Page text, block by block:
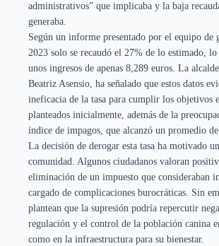
administrativos” que implicaba y la baja
generaba.
Según un informe presentado por el equipo de
2023 solo se recaudó el 27% de lo estimado,
unos ingresos de apenas 8,289 euros. La
Beatriz Asensio, ha señalado que estos datos
ineficacia de la tasa para cumplir los objetivos
planteados inicialmente, además de la
índice de impagos, que alcanzó un promedio
La decisión de derogar esta tasa ha motivado
comunidad. Algunos ciudadanos valoran
eliminación de un impuesto que consideraban
cargado de complicaciones burocráticas. Sin
plantean que la supresión podría repercutir
regulación y el control de la población canina
como en la infraestructura para su bienestar.